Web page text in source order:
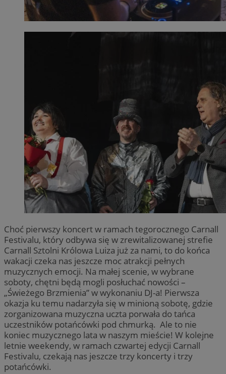
Choć pierwszy koncert w ramach tegorocznego Carnall
Festivalu, który odbywa się w zrewitalizowanej strefie
Carnall Sztolni Królowa Luiza już za nami, to do końca
wakacji czeka nas jeszcze moc atrakcji pełnych
muzycznych emocji. Na małej scenie, w wybrane
soboty, chętni będą mogli posłuchać nowości –
„Świeżego Brzmienia” w wykonaniu DJ-a! Pierwsza
okazja ku temu nadarzyła się w minioną sobotę, gdzie
zorganizowana muzyczna uczta porwała do tańca
uczestników potańcówki pod chmurką. Ale to nie
koniec muzycznego lata w naszym mieście! W kolejne
letnie weekendy, w ramach czwartej edycji Carnall
Festivalu, czekają nas jeszcze trzy koncerty i trzy
potańcówki.